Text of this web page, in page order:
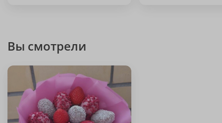
Вы смотрели